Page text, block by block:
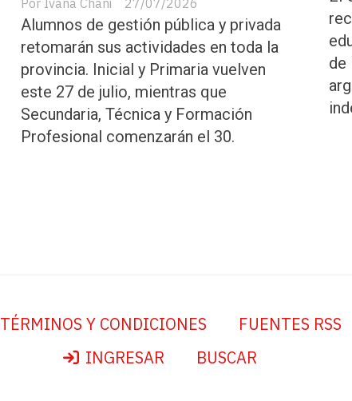
Ivana Chañi 27/07/2026
Alumnos de gestión pública y privada
retomarán sus actividades en toda la
provincia. Inicial y Primaria vuelven
este 27 de julio, mientras que
Secundaria, Técnica y Formación
Profesional comenzarán el 30.
de
TÉRMINOS Y CONDICIONES FUENTES RSS
INGRESAR
BUSCAR